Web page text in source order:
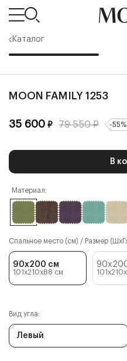
Каталог
MOON FAMILY 1253
35 600 ₽ 79 550₽ -55%
В
Материал:
Спальное место (см) / Размер
90x200 см
101x210x88 см
Вид угла:
Левый